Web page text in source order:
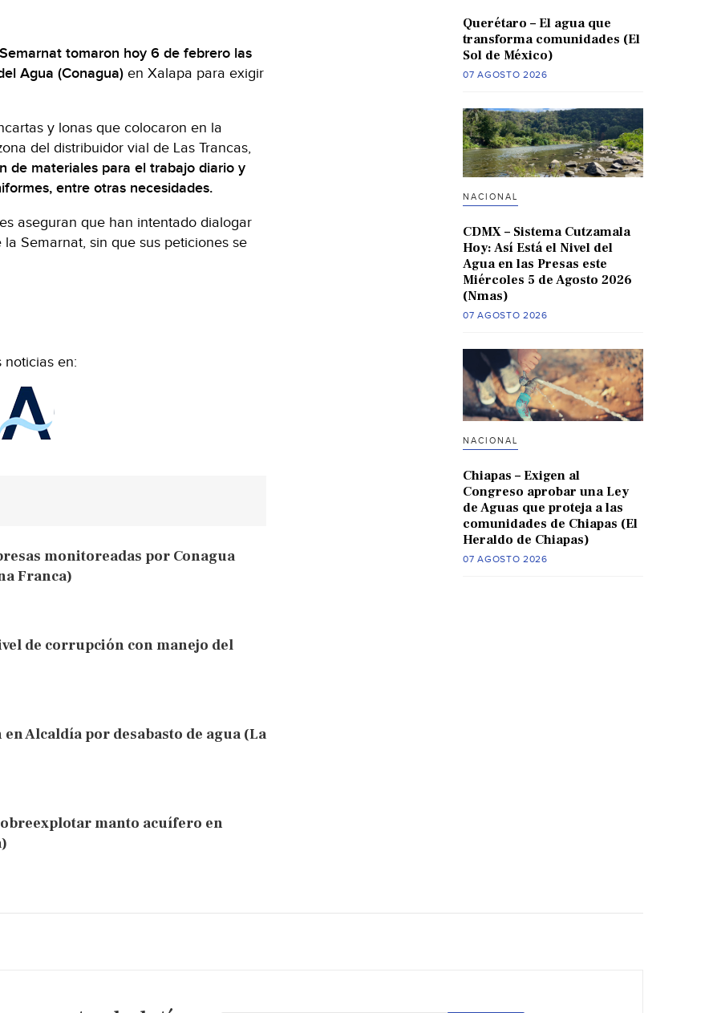
tomaron hoy 6 de febrero las
Agua (Conagua) en Xalapa para exigir
y lonas que colocaron en la
del distribuidor vial de Las Trancas,
de materiales para el trabajo diario y
entre otras necesidades.
aseguran que han intentado dialogar
Semarnat, sin que sus peticiones se
noticias en:
monitoreadas por Conagua
Franca)
de corrupción con manejo del
Alcaldía por desabasto de agua (La
manto acuífero en
Querétaro – El agua que
transforma comunidades (El
Sol de México)
07 AGOSTO 2026
NACIONAL
CDMX – Sistema Cutzamala
Hoy: Así Está el Nivel del
Agua en las Presas este
Miércoles 5 de Agosto 2026
(Nmas)
07 AGOSTO 2026
NACIONAL
Chiapas – Exigen al
Congreso aprobar una Ley
de Aguas que proteja a las
comunidades de Chiapas (El
Heraldo de Chiapas)
07 AGOSTO 2026